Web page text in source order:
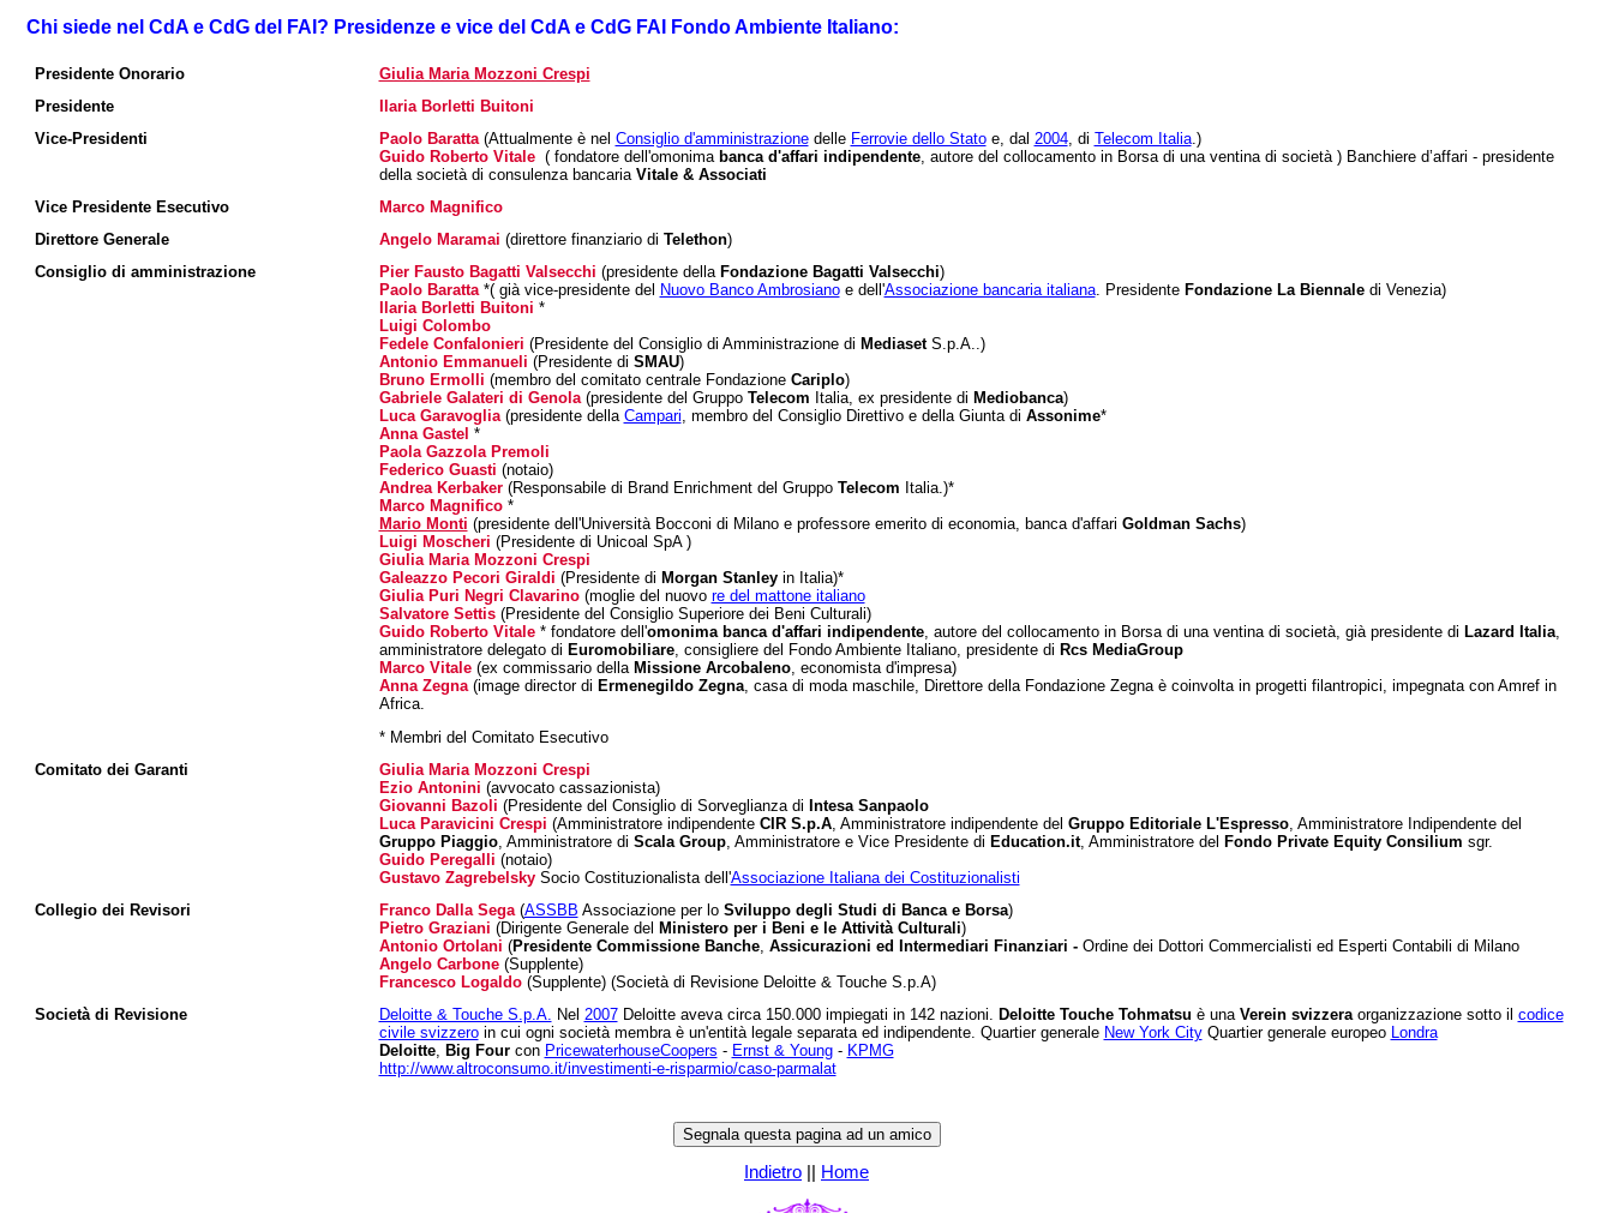
Chi siede nel CdA e CdG del FAI? Presidenze e vice del CdA e CdG FAI Fondo Ambiente Italiano:
Presidente Onorario
Giulia Maria Mozzoni Crespi
Presidente
Ilaria Borletti Buitoni
Vice-Presidenti
Paolo Baratta(Attualmente è nel Consiglio d'amministrazionedelle Ferrovie dello Statoe, dal 2004, di Telecom Italia.)
Guido Roberto Vitale(fondatore dell'omonima banca d'affari indipendente, autore del collocamento in Borsa di una ventina di società ) Banchiere d’affari - presidente
della società di consulenza bancaria Vitale & Associati
Vice Presidente Esecutivo
Marco Magnifico
Direttore Generale
Angelo Maramai (direttore finanziario di Telethon)
Consiglio di amministrazione
Pier Fausto Bagatti Valsecchi (presidente della Fondazione Bagatti Valsecchi)
Paolo Baratta*( già vice-presidente del Nuovo Banco Ambrosianoe dell'Associazione bancaria italiana. Presidente Fondazione La Biennaledi Venezia)
Ilaria Borletti Buitoni *
Luigi Colombo
Fedele Confalonieri (Presidente del Consiglio di Amministrazione di MediasetS.p.A..)
Antonio Emmanueli (Presidente di SMAU)
Bruno Ermolli (membro del comitato centrale Fondazione Cariplo)
Gabriele Galateri di Genola(presidente del Gruppo Telecom Italia, ex presidente di Mediobanca)
Luca Garavoglia(presidente della Campari, membro del Consiglio Direttivo e della Giunta di Assonime*
Anna Gastel *
Paola Gazzola Premoli
Federico Guasti (notaio)
Andrea Kerbaker (Responsabile di Brand Enrichment del Gruppo Telecom Italia.)*
Marco Magnifico*
Mario Monti (presidente dell'Università Bocconi di Milano e professore emerito di economia, banca d'affari Goldman Sachs)
Luigi Moscheri (Presidente di Unicoal SpA )
Giulia Maria Mozzoni Crespi
Galeazzo Pecori Giraldi (Presidente di Morgan Stanleyin Italia)*
Giulia Puri Negri Clavarino(moglie del nuovo re del mattone italiano
Salvatore Settis(Presidente del Consiglio Superiore dei Beni Culturali)
Guido Roberto Vitale* fondatore dell'omonima banca d'affari indipendente, autore del collocamento in Borsa di una ventina di società, già presidente di Lazard Italia,
amministratore delegato di Euromobiliare, consigliere del Fondo Ambiente Italiano, presidente di Rcs MediaGroup
Marco Vitale(ex commissario della Missione Arcobaleno, economista d'impresa)
Anna Zegna(image director di Ermenegildo Zegna, casa di moda maschile, Direttore della Fondazione Zegna è coinvolta in progetti filantropici, impegnata con Amref in
Africa.
* Membri del Comitato Esecutivo
Comitato dei Garanti
Giulia Maria Mozzoni Crespi
Ezio Antonini (avvocato cassazionista)
Giovanni Bazoli (Presidente del Consiglio di Sorveglianza di Intesa Sanpaolo
Luca Paravicini Crespi (Amministratore indipendente CIR S.p.A, Amministratore indipendente del Gruppo Editoriale L'Espresso, Amministratore Indipendente del
Gruppo Piaggio, Amministratore di Scala Group, Amministratore e Vice Presidente di Education.it, Amministratore del Fondo Private Equity Consilium sgr.
Guido Peregalli (notaio)
Gustavo ZagrebelskySocio Costituzionalista dell'Associazione Italiana dei Costituzionalisti
Collegio dei Revisori
Franco Dalla Sega(ASSBB Associazione per lo Sviluppo degli Studi di Banca e Borsa)
Pietro Graziani (Dirigente Generale del Ministero per i Beni e le Attività Culturali)
Antonio Ortolani (Presidente Commissione Banche, Assicurazioni ed Intermediari Finanziari - Ordine dei Dottori Commercialisti ed Esperti Contabili di Milano
Angelo Carbone(Supplente)
Francesco Logaldo(Supplente) (Società di Revisione Deloitte & Touche S.p.A)
Società di Revisione
Deloitte & Touche S.p.A. Nel 2007Deloitte aveva circa 150.000 impiegati in 142 nazioni. Deloitte Touche Tohmatsu è una Verein svizzeraorganizzazione sotto il codice
civile svizzeroin cui ogni società membra è un'entità legale separata ed indipendente. Quartier generale New York City Quartier generale europeo Londra
Deloitte, Big Fourcon PricewaterhouseCoopers - Ernst & Young- KPMG
http://www.altroconsumo.it/investimenti-e-risparmio/caso-parmalat
Indietro Home